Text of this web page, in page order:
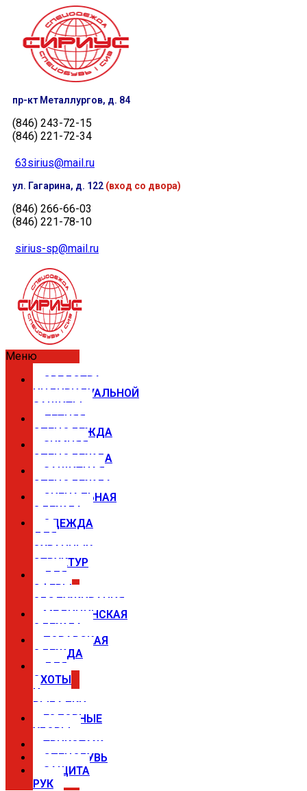
пр-кт Металлургов, д. 84
(846) 243-72-15
(846) 221-72-34
63sirius@mail.ru
ул. Гагарина, д. 122 (вход со двора)
(846) 266-66-03
(846) 221-78-10
sirius-sp@mail.ru
Меню
СРЕДСТВА
ИНДИВИДУАЛЬНОЙ
ЗАЩИТЫ
ЛЕТНЯЯ
СПЕЦОДЕЖДА
ЗИМНЯЯ
СПЕЦОДЕЖДА
ЗАЩИТНАЯ
СПЕЦОДЕЖДА
СИГНАЛЬНАЯ
ОДЕЖДА
ОДЕЖДА
ДЛЯ
ОХРАННЫХ
СТРУКТУР
ДЛЯ
СФЕРЫ
ОБСЛУЖИВАНИЯ
МЕДИЦИНСКАЯ
ОДЕЖДА
ПОВАРСКАЯ
ОДЕЖДА
ДЛЯ
ОХОТЫ
И
РЫБАЛКИ
ГОЛОВНЫЕ
УБОРЫ
ТРИКОТАЖ
СПЕЦОБУВЬ
ЗАЩИТА
РУК